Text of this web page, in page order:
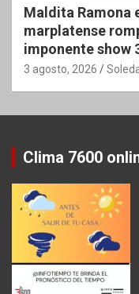
Maldita Ramona
marplatense
imponente show
3 agosto, 2026
Clima 7600